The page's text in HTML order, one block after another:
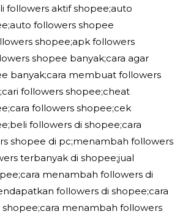
followers aktif shopee;auto
followers shopee
shopee;apk followers
shopee banyak;cara agar
banyak;cara membuat followers
followers shopee;cheat
followers shopee;cek
followers di shopee;cara
shopee di pc;menambah followers
terbanyak di shopee;jual
menambah followers di
followers di shopee;cara
menambah followers